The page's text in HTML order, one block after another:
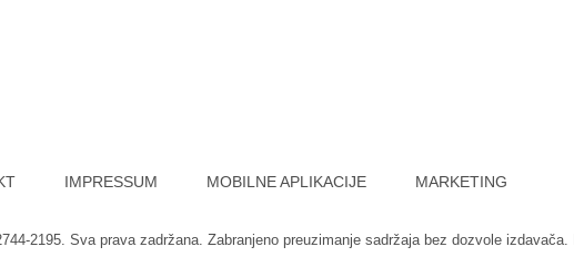
IMPRESSUM MOBILNE APLIKACIJE MARKETING
2195. Sva prava zadržana. Zabranjeno preuzimanje sadržaja bez dozvole izdavača.